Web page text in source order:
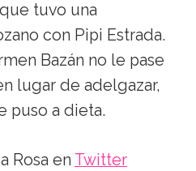
tuvo una
con Pipi Estrada.
Bazán no le pase
lugar de adelgazar,
puso a dieta.
Rosa en Twitter